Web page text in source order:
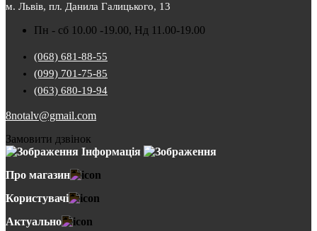
м. Львів, пл. Данила Галицького, 13
Пн - сб 10.00 -19.00, Нд 11.00-19.00
(068) 681-88-55
(099) 701-75-85
(063) 680-19-94
8notalv@gmail.com
Замовити дзвінок
Інформація
Про магазин
Користувачі
Актуально